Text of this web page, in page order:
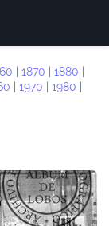
1870 1880
1970 1980